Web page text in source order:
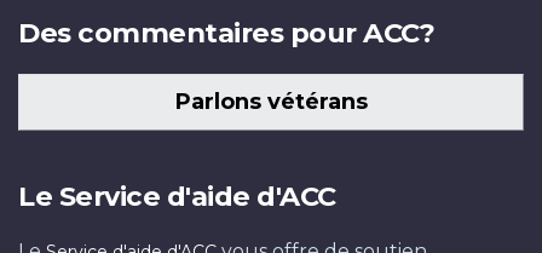
Des commentaires pour ACC?
Parlons vétérans
Le Service d'aide d'ACC